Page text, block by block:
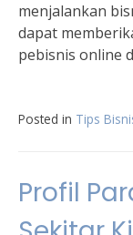
menjalankan
dapat
pebisnis online
Posted in Tips
Profil